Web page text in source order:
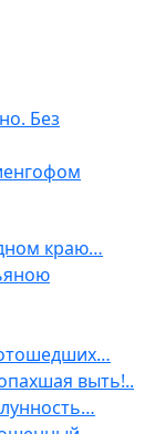
Без
краю…
выть!..